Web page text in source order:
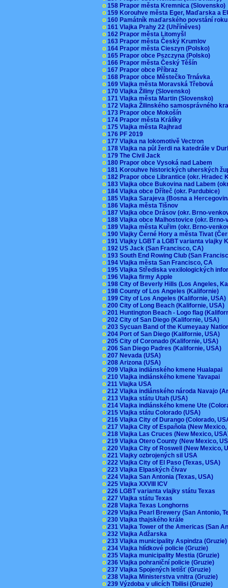
o 158 Prapor města Kremnica (Slovensko)
o 159 Korouhve města Eger, Maďarska a
o 160 Památník maďarského povstání
o 161 Vlajka Prahy 22 (Uhříněves)
o 162 Prapor města Litomyšl
o 163 Prapor města Český Krumlov
o 164 Prapor města Cieszyn (Polsko)
o 165 Prapor obce Pszczyna (Polsko)
o 166 Prapor města Český Těšín
o 167 Prapor obce Příbraz
o 168 Prapor obce Městečko Trnávka
o 169 Vlajka města Moravská Třebová
o 170 Vlajka Žiliny (Slovensko)
o 171 Vlajka města Martin (Slovensko)
o 172 Vlajka Žilinského samosprávného
o 173 Prapor obce Mokošín
o 174 Prapor města Králíky
o 175 Vlajka města Rajhrad
o 176 PF 2019
o 177 Vlajka na lokomotivě Vectron
o 178 Vlajka na půl žerdi na katedrále v
o 179 The Civil Jack
o 180 Prapor obce Vysoká nad Labem
o 181 Korouhve historických uherských
o 182 Prapor obce Librantice (okr. Hradec
o 183 Vlajka obce Bukovina nad Labem
o 184 Vlajka obce Dříteč (okr. Pardubice)
o 185 Vlajka Sarajeva (Bosna a
o 186 Vlajka města Tišnov
o 187 Vlajka obce Drásov (okr. Brno-
o 188 Vlajka obce Malhostovice (okr.
o 189 Vlajka města Kuřim (okr. Brno-
o 190 Vlajky Černé Hory a města Tivat
o 191 Vlajky LGBT a LGBT varianta vlajky
o 192 US Jack (San Francisco, CA)
o 193 South End Rowing Club (San
o 194 Vlajka města San Francisco, CA
o 195 Vlajka Střediska vexilologických
o 196 Vlajka firmy Apple
o 198 City of Beverly Hills (Los Angeles,
o 198 County of Los Angeles (Kalifornie)
o 199 City of Los Angeles (Kalifornie,
o 200 City of Long Beach (Kalifornie, USA)
o 201 Huntington Beach - Logo flag
o 202 City of San Diego (Kalifornie, USA)
o 203 Sycuan Band of the Kumeyaay
o 204 Port of San Diego (Kalifornie, USA)
o 205 City of Coronado (Kalifornie, USA)
o 206 San Diego Padres (Kalifornie, USA)
o 207 Nevada (USA)
o 208 Arizona (USA)
o 209 Vlajka indiánského kmene Hualapai
o 210 Vlajka indiánského kmene Yavapai
o 211 Vlajka USA
o 212 Vlajka indiánského národa Navajo
o 213 Vlajka státu Utah (USA)
o 214 Vlajka indiánského kmene Ute
o 215 Vlajka státu Colorado (USA)
o 216 Vlajka City of Durango (Colorado,
o 217 Vlajka City of Espaňola (New
o 218 Vlajka Las Cruces (New Mexico,
o 219 Vlajka Otero County (New Mexico,
o 220 Vlajka City of Roswell (New Mexico,
o 221 Vlajky ozbrojených sil USA
o 222 Vlajka City of El Paso (Texas, USA)
o 223 Vlajka Elpaských čivav
o 224 Vlajka San Antonia (Texas, USA)
o 225 Vlajka XXVIII ICV
o 226 LGBT varianta vlajky státu Texas
o 227 Vlajka státu Texas
o 228 Vlajka Texas Longhorns
o 229 Vlajka Pearl Brewery (San Antonio,
o 230 Vlajka thajského krále
o 231 Vlajka Tower of the Americas (San
o 232 Vlajka Adžarska
o 233 Vlajka municipality Aspindza
o 234 Vlajka hlídkové policie (Gruzie)
o 235 Vlajka municipality Mestia (Gruzie)
o 236 Vlajka pohraniční policie (Gruzie)
o 237 Vlajka Spojených letišť (Gruzie)
o 238 Vlajka Ministerstva vnitra (Gruzie)
o 239 Výzdoba v ulicích Tbilisi (Gruzie)